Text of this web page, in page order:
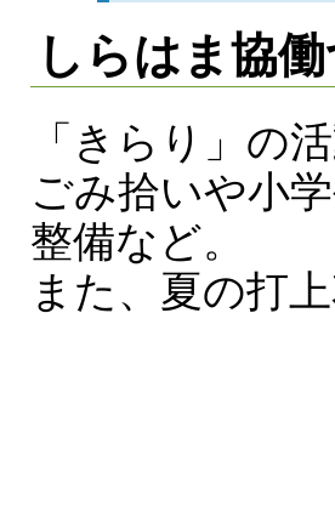
しらはま協
「きらり」の
ごみ拾いや小
整備など。
また、夏の打